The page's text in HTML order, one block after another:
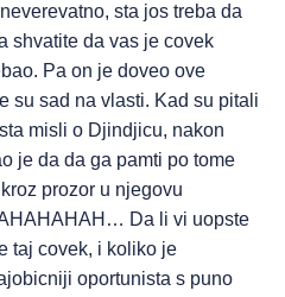
sta jos treba da
shvatite da vas je covek
Pa on je doveo ove
su sad na vlasti. Kad su pitali
misli o Djindjicu, nakon
je da da ga pamti po tome
prozor u njegovu
Da li vi uopste
taj covek, i koliko je
oportunista s puno